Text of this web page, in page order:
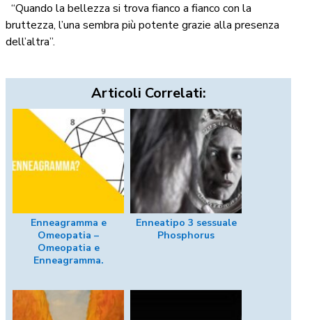
“Quando la bellezza si trova fianco a fianco con la
bruttezza, l’una sembra più potente grazie alla presenza
dell’altra”.
Articoli Correlati:
Enneagramma e
Omeopatia –
Omeopatia e
Enneagramma.
Enneatipo 3 sessuale
Phosphorus